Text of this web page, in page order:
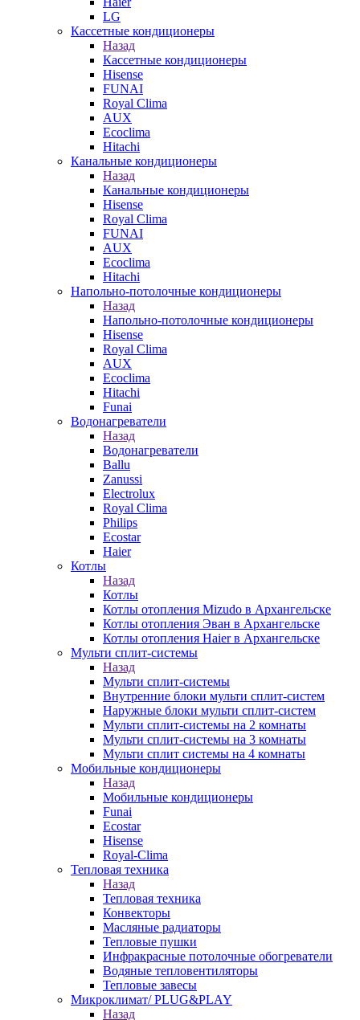
LG
Кассетные кондиционеры
Назад
Кассетные кондиционеры
Hisense
FUNAI
Royal Clima
AUX
Ecoclima
Hitachi
Канальные кондиционеры
Назад
Канальные кондиционеры
Hisense
Royal Clima
FUNAI
AUX
Ecoclima
Hitachi
Напольно-потолочные кондиционеры
Назад
Напольно-потолочные кондиционеры
Hisense
Royal Clima
AUX
Ecoclima
Hitachi
Funai
Водонагреватели
Назад
Водонагреватели
Ballu
Zanussi
Electrolux
Royal Clima
Philips
Ecostar
Haier
Котлы
Назад
Котлы
Котлы отопления Mizudo в Архангельске
Котлы отопления Эван в Архангельске
Котлы отопления Haier в Архангельске
Мульти сплит-системы
Назад
Мульти сплит-системы
Внутренние блоки мульти сплит-систем
Наружные блоки мульти сплит-систем
Мульти сплит-системы на 2 комнаты
Мульти сплит-системы на 3 комнаты
Мульти сплит системы на 4 комнаты
Мобильные кондиционеры
Назад
Мобильные кондиционеры
Funai
Ecostar
Hisense
Royal-Clima
Тепловая техника
Назад
Тепловая техника
Конвекторы
Масляные радиаторы
Тепловые пушки
Инфракрасные потолочные обогреватели
Водяные тепловентиляторы
Тепловые завесы
Микроклимат/ PLUG&PLAY
Назад